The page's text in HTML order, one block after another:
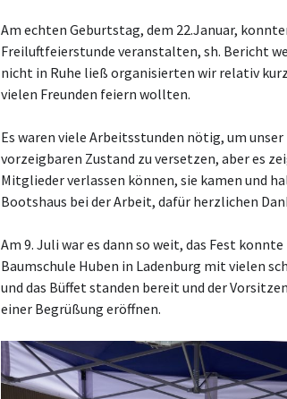
Am echten Geburtstag, dem 22.Januar,
Freiluftfeierstunde veranstalten, sh. Bericht
nicht in Ruhe ließ organisierten wir relativ
vielen Freunden feiern wollten.
Es waren viele Arbeitsstunden nötig, um
vorzeigbaren Zustand zu versetzen, aber es
Mitglieder verlassen können, sie kamen und
Bootshaus bei der Arbeit, dafür herzlichen
Am 9. Juli war es dann so weit, das Fest
Baumschule Huben in Ladenburg mit vielen
und das Büffet standen bereit und der
einer Begrüßung eröffnen.